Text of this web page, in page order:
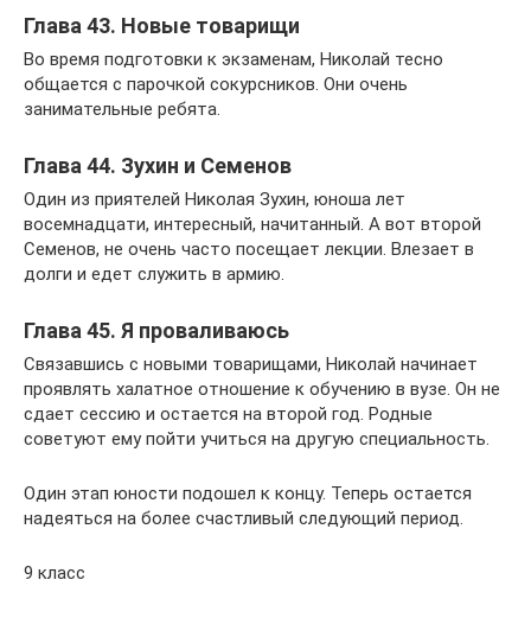
Глава 43. Новые товарищи
Во время подготовки к экзаменам, Николай тесно
общается с парочкой сокурсников. Они очень
занимательные ребята.
Глава 44. Зухин и Семенов
Один из приятелей Николая Зухин, юноша лет
восемнадцати, интересный, начитанный. А вот второй
Семенов, не очень часто посещает лекции. Влезает в
долги и едет служить в армию.
Глава 45. Я проваливаюсь
Связавшись с новыми товарищами, Николай начинает
проявлять халатное отношение к обучению в вузе. Он не
сдает сессию и остается на второй год. Родные
советуют ему пойти учиться на другую специальность.
Один этап юности подошел к концу. Теперь остается
надеяться на более счастливый следующий период.
9 класс